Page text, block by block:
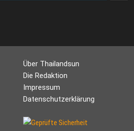
Über Thailandsun
Die Redaktion
Impressum
Datenschutzerklärung